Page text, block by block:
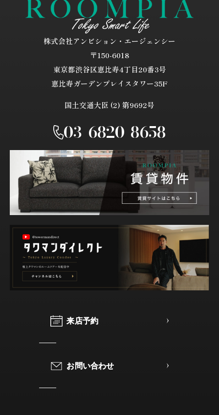
株式会社アンビション・エージェンシー
〒150-6018
東京都渋谷区恵比寿4丁目20番3号
恵比寿ガーデンプレイスタワー35F
国土交通大臣 (2) 第9692号
03-6820-8658
来店予約
来店予約
お問い合わせ
お問い合わせ